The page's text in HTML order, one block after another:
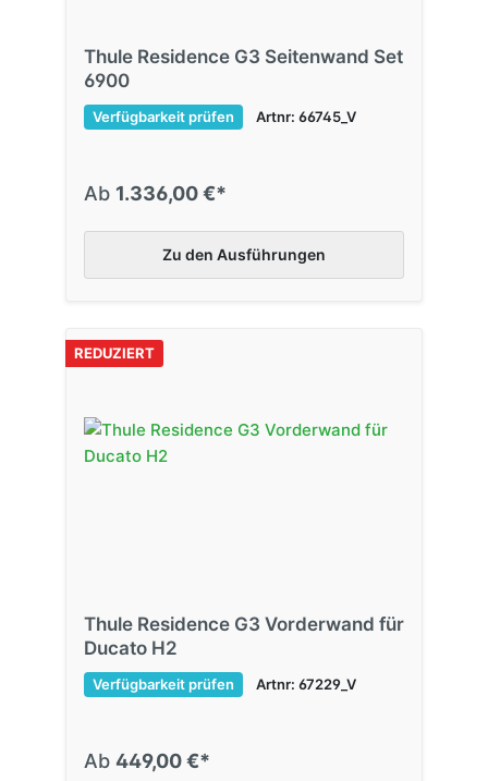
Thule Residence G3 Seitenwand Set
6900
Verfügbarkeit prüfen Artnr: 66745_V
Ab 1.336,00 €*
Zu den Ausführungen
REDUZIERT
Thule Residence G3 Vorderwand für
Ducato H2
Verfügbarkeit prüfen Artnr: 67229_V
Ab 449,00 €*